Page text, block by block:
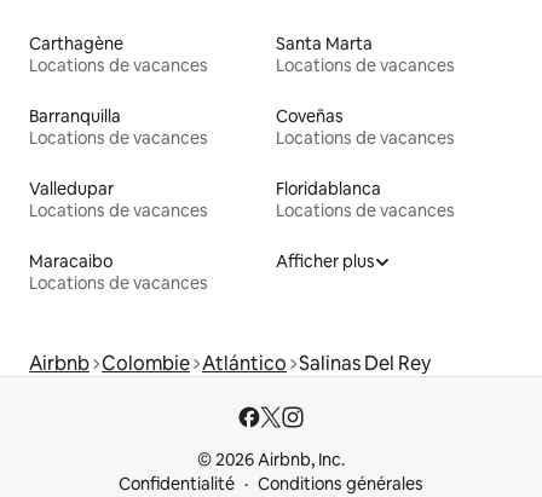
Carthagène
Locations de vacances
Santa Marta
Locations de vacances
Barranquilla
Locations de vacances
Coveñas
Locations de vacances
Valledupar
Locations de vacances
Floridablanca
Locations de vacances
Maracaibo
Locations de vacances
Afficher plus
Airbnb Colombie Atlántico Salinas Del Rey
© 2026 Airbnb, Inc.
Confidentialité
Conditions générales